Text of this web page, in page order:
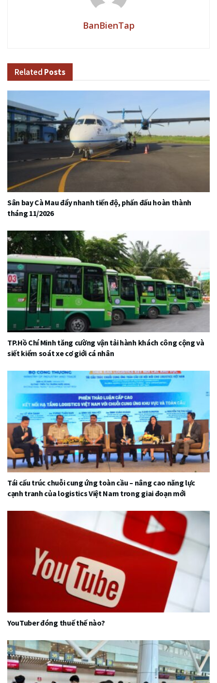
BanBienTap
Related Posts
Sân bay Cà Mau đẩy nhanh tiến độ, phấn đấu hoàn thành
tháng 11/2026
TP.Hồ Chí Minh tăng cường vận tải hành khách công cộng và
siết kiểm soát xe cơ giới cá nhân
Tái cấu trúc chuỗi cung ứng toàn cầu – nâng cao năng lực
cạnh tranh của logistics Việt Nam trong giai đoạn mới
YouTuber đóng thuế thế nào?